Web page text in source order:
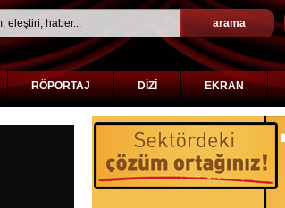
arama
RÖPORTAJ DİZİ EKRAN